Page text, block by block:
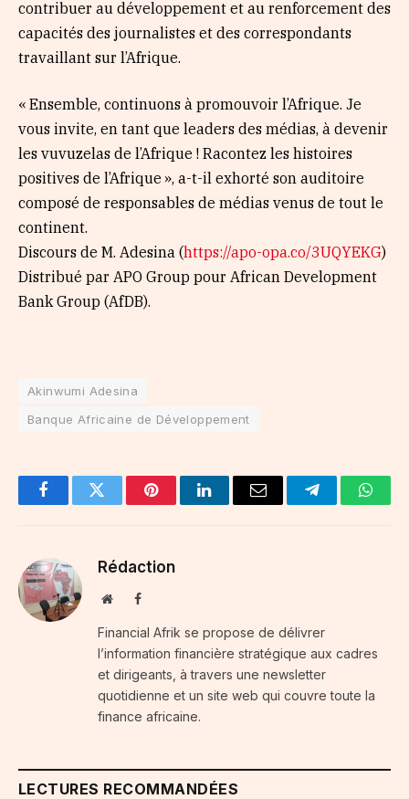
contribuer au développement et au renforcement des
capacités des journalistes et des correspondants
travaillant sur l’Afrique.
« Ensemble, continuons à promouvoir l’Afrique. Je
vous invite, en tant que leaders des médias, à devenir
les vuvuzelas de l’Afrique ! Racontez les histoires
positives de l’Afrique », a-t-il exhorté son auditoire
composé de responsables de médias venus de tout le
continent.
Discours de M. Adesina (https://apo-opa.co/3UQYEKG)
Distribué par APO Group pour African Development
Bank Group (AfDB).
Akinwumi Adesina
Banque Africaine de Développement
FacebookTwitter PinterestLinkedInEmail Telegram
Rédaction
WebsiteFacebook
Financial Afrik se propose de délivrer
l’information financière stratégique aux cadres
et dirigeants, à travers une newsletter
quotidienne et un site web qui couvre toute la
finance africaine.
LECTURES RECOMMANDÉES